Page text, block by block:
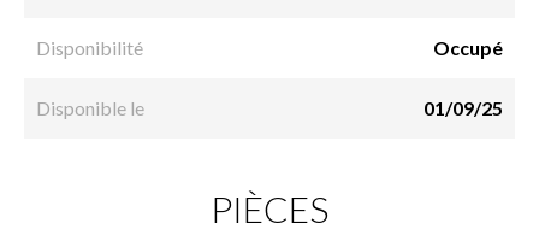
Disponibilité Occupé
Disponible le 01/09/25
PIÈCES